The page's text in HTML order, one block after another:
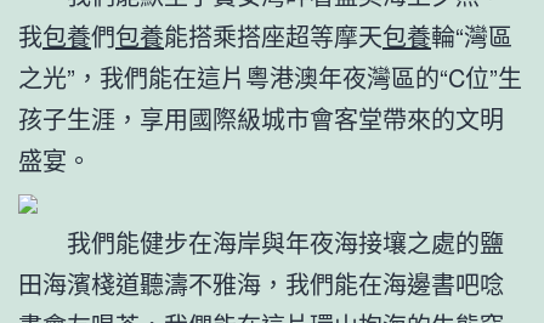
我包養們包養能搭乘搭座超等摩天包養輪“灣區
之光”，我們能在這片粵港澳年夜灣區的“C位”生
孩子生涯，享用國際級城市會客堂帶來的文明
盛宴。
我們能健步在海岸與年夜海接壤之處的鹽
田海濱棧道聽濤不雅海，我們能在海邊書吧唸